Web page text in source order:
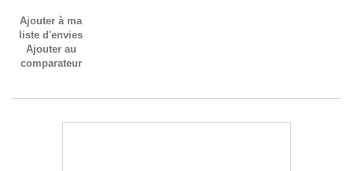
Ajouter à ma
liste d'envies
Ajouter au
comparateur